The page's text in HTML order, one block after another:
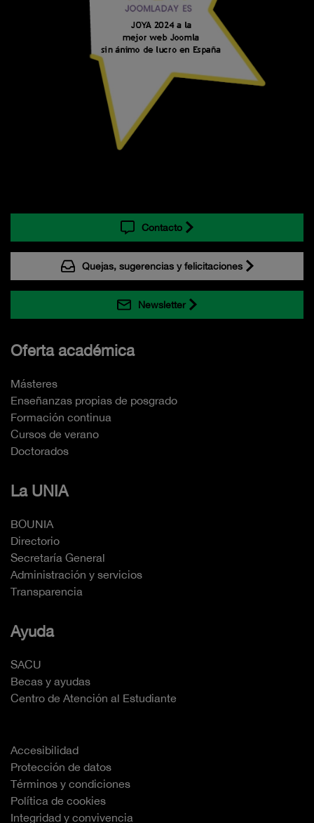
Contacto
Quejas, sugerencias y felicitaciones
Newsletter
Oferta académica
Másteres
Enseñanzas propias de posgrado
Formación continua
Cursos de verano
Doctorados
La UNIA
BOUNIA
Directorio
Secretaría General
Administración y servicios
Transparencia
Ayuda
SACU
Becas y ayudas
Centro de Atención al Estudiante
Accesibilidad
Protección de datos
Términos y condiciones
Política de cookies
Integridad y convivencia